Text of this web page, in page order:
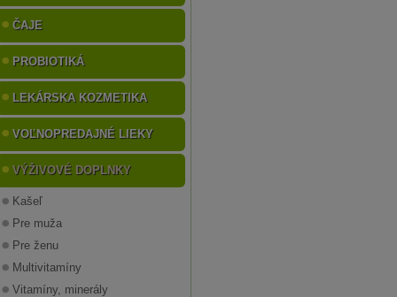
ČAJE
PROBIOTIKÁ
LEKÁRSKA KOZMETIKA
VOĽNOPREDAJNÉ LIEKY
VÝŽIVOVÉ DOPLNKY
Kašeľ
Pre muža
Pre ženu
Multivitamíny
Vitamíny, minerály